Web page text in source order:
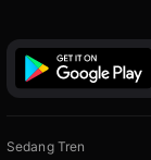
Sedang Tren